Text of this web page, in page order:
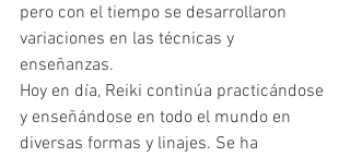
pero con el tiempo se desarrollaron
variaciones en las técnicas y
enseñanzas.
Hoy en día, Reiki continúa practicándose
y enseñándose en todo el mundo en
diversas formas y linajes. Se ha